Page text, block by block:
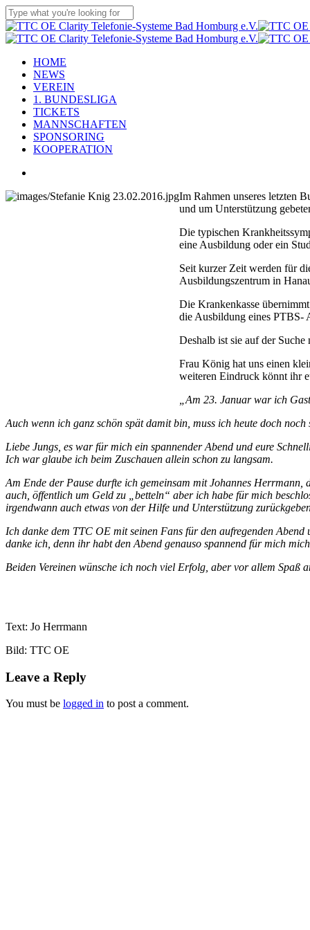
Skip
to
main
Close
Search
Menu
HOME
NEWS
VEREIN
1. BUNDESLIGA
TICKETS
MANNSCHAFTEN
SPONSORING
KOOPERATION
Im Rahmen unseres letzten
und um Unterstützung
Die typischen
eine Ausbildung oder ein
Seit kurzer Zeit werden für
Ausbildungszentrum in
Die Krankenkasse
die Ausbildung eines PTBS-
Deshalb ist sie auf der
Frau König hat uns einen
weiteren Eindruck könnt ihr
„Am 23. Januar war ich
Auch wenn ich ganz schön spät damit bin, muss ich heute doch noch
Liebe Jungs, es war für mich ein spannender Abend und eure
Ich war glaube ich beim Zuschauen allein schon zu langsam.
Am Ende der Pause durfte ich gemeinsam mit Johannes
auch, öffentlich um Geld zu „betteln“ aber ich habe für mich
irgendwann auch etwas von der Hilfe und Unterstützung
Ich danke dem TTC OE mit seinen Fans für den aufregenden
danke ich, denn ihr habt den Abend genauso spannend für mich
Beiden Vereinen wünsche ich noch viel Erfolg, aber vor allem Spaß
Text: Jo Herrmann
Bild: TTC OE
Leave a Reply
You must be logged in to post a comment.